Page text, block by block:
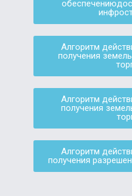
Алгоритм
получения
Алгоритм
получения
Алгоритм
получения